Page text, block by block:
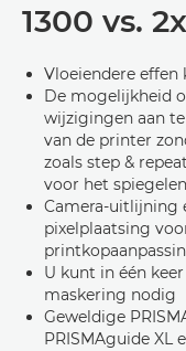
1300 vs.
Vloeiendere
De mogelijkheid
wijzigingen aan
van de printer
zoals step &
voor het
Camera-uitlijning
pixelplaatsing
U kunt in één
maskering nodig
Geweldige
PRISMAguide XL